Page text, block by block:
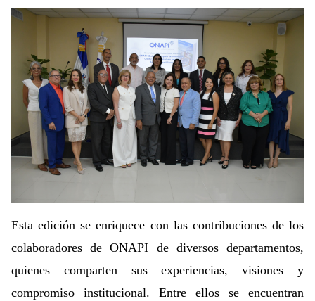
Esta edición se enriquece con las contribuciones de los
colaboradores de ONAPI de diversos departamentos,
quienes comparten sus experiencias, visiones y
compromiso institucional. Entre ellos se encuentran